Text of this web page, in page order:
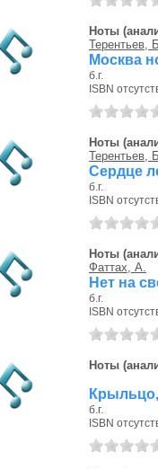
Ноты
Терентьев,
Москва
б.г.
ISBN
Ноты
Терентьев,
Сердце
б.г.
ISBN
Ноты
Фаттах, А.
Нет на
б.г.
ISBN
Ноты
Крыльцо,
б.г.
ISBN